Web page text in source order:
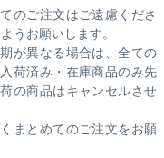
のご注文はご遠慮くださ
うお願いします。
が異なる場合は、全ての
荷済み・在庫商品のみ先
の商品はキャンセルさせ
まとめてのご注文をお願